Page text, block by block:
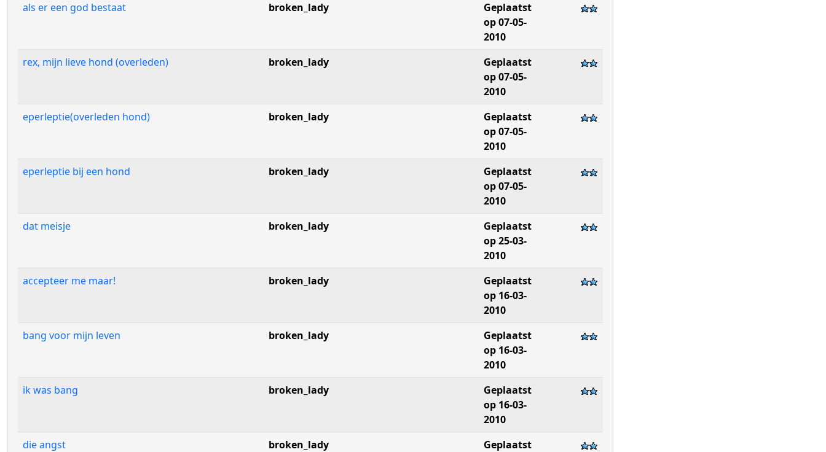
als er een god bestaat
broken_lady
Geplaatst
op 07-05-
2010
rex, mijn lieve hond (overleden)
broken_lady
Geplaatst
op 07-05-
2010
eperleptie(overleden hond)
broken_lady
Geplaatst
op 07-05-
2010
eperleptie bij een hond
broken_lady
Geplaatst
op 07-05-
2010
dat meisje
broken_lady
Geplaatst
op 25-03-
2010
accepteer me maar!
broken_lady
Geplaatst
op 16-03-
2010
bang voor mijn leven
broken_lady
Geplaatst
op 16-03-
2010
ik was bang
broken_lady
Geplaatst
op 16-03-
2010
die angst
broken_lady
Geplaatst